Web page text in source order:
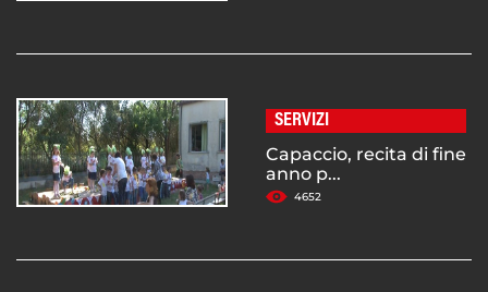
SERVIZI
Capaccio, recita di fine
anno p...
4652